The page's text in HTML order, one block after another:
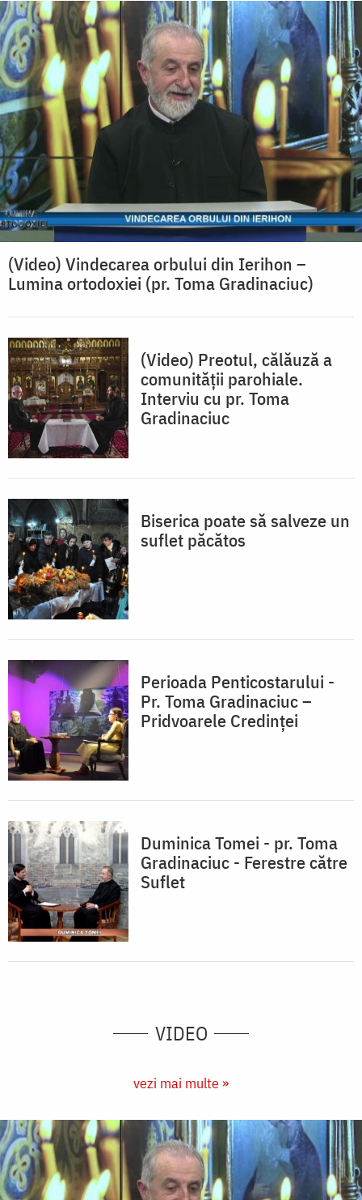
(Video) Vindecarea orbului din Ierihon –
Lumina ortodoxiei (pr. Toma Gradinaciuc)
(Video) Preotul, călăuză a
comunității parohiale.
Interviu cu pr. Toma
Gradinaciuc
Biserica poate să salveze un
suflet păcătos
Perioada Penticostarului -
Pr. Toma Gradinaciuc –
Pridvoarele Credinței
Duminica Tomei - pr. Toma
Gradinaciuc - Ferestre către
Suflet
VIDEO
vezi mai multe »